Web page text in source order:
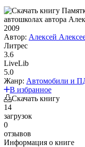
2009
Автор: Алексей
Литрес
3.6
LiveLib
5.0
Жанр: Автомобили и
В избранное
Скачать книгу
14
загрузок
0
отзывов
Информация о книге